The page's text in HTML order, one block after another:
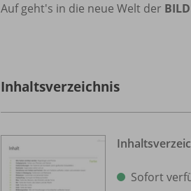
Auf geht's in die neue Welt der
Inhaltsverzeichnis
Sofort